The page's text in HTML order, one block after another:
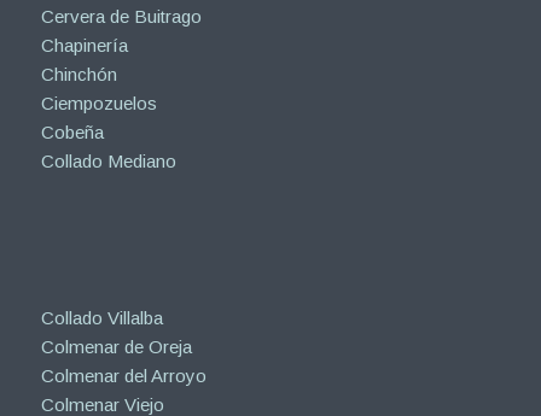
Cervera de Buitrago
Chapinería
Chinchón
Ciempozuelos
Cobeña
Collado Mediano
Collado Villalba
Colmenar de Oreja
Colmenar del Arroyo
Colmenar Viejo